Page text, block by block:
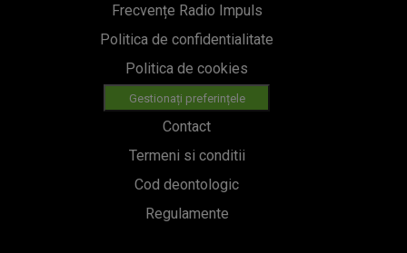
Frecvențe Radio Impuls
Politica de confidentialitate
Politica de cookies
Gestionați preferințele
Contact
Termeni si conditii
Cod deontologic
Regulamente